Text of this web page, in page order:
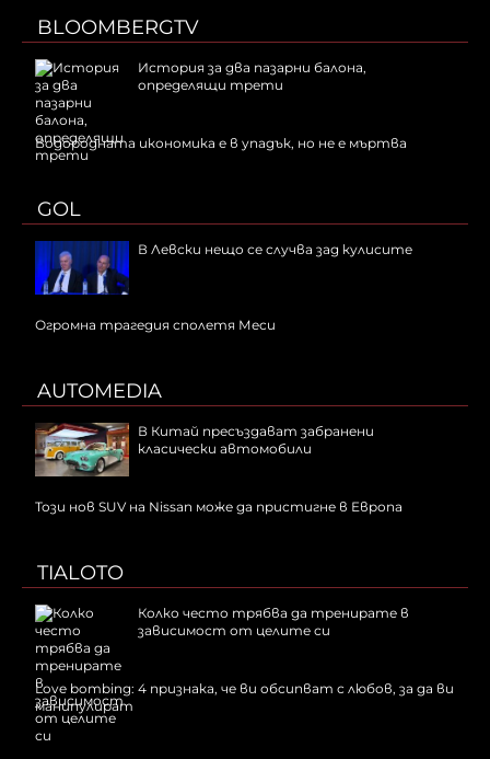
BLOOMBERGTV
История за два пазарни балона,
определящи трети
Водородната икономика е в упадък, но не е мъртва
GOL
В Левски нещо се случва зад кулисите
Огромна трагедия сполетя Меси
AUTOMEDIA
В Китай пресъздават забранени
класически автомобили
Този нов SUV на Nissan може да пристигне в Европа
TIALOTO
Колко често трябва да тренирате в
зависимост от целите си
Love bombing: 4 признака, че ви обсипват с любов, за да ви
манипулират